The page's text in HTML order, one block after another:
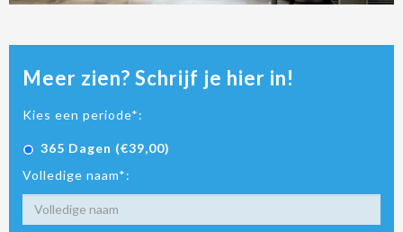
Meer zien? Schrijf je hier in!
Kies een periode*:
365 Dagen (€39,00)
Volledige naam*: